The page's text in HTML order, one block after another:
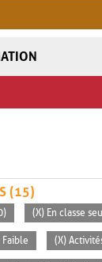
(15)
(X) En classe
Faible (X)